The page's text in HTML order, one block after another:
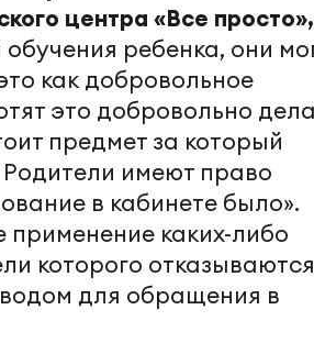
центра «Все просто»,
ребенка, они
как добровольное
это добровольно
предмет за который
Родители имеют право
в кабинете было».
каких-либо
которого
для обращения в